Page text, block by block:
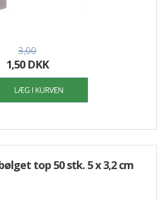
3,00
1,50 DKK
top 50 stk. 5 x 3,2 cm